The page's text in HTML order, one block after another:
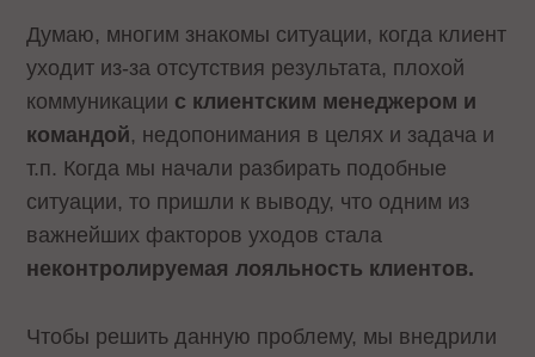
Думаю, многим знакомы ситуации, когда клиент
уходит из-за отсутствия результата, плохой
коммуникации с клиентским менеджером и
командой, недопонимания в целях и задача и
т.п. Когда мы начали разбирать подобные
ситуации, то пришли к выводу, что одним из
важнейших факторов уходов стала
неконтролируемая лояльность клиентов.
Чтобы решить данную проблему, мы внедрили